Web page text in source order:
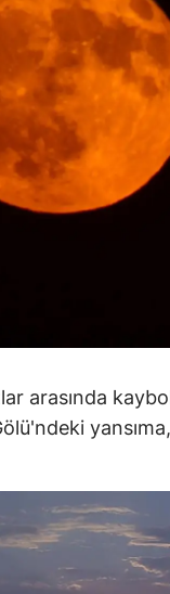
Erzincan
Erzurum
Eskişehir
Gaziantep
Giresun
Mersin
arasında